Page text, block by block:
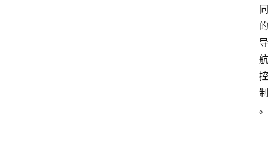
同
的
导
航
控
制
。